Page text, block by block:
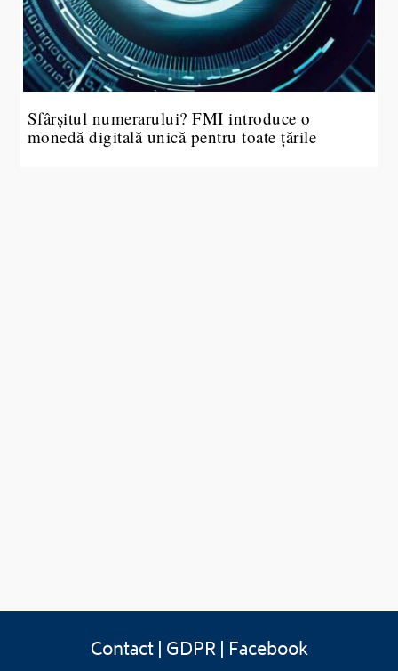
Sfârșitul numerarului? FMI introduce o
monedă digitală unică pentru toate țările
Contact| GDPR| Facebook